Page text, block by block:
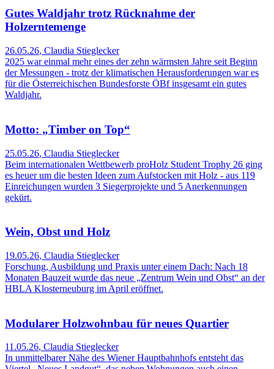
Gutes Waldjahr trotz Rücknahme der
Holzerntemenge
26.05.26, Claudia Stieglecker
2025 war einmal mehr eines der zehn wärmsten Jahre seit Beginn
der Messungen - trotz der klimatischen Herausforderungen war es
für die Österreichischen Bundesforste ÖBf insgesamt ein gutes
Waldjahr.
Motto: „Timber on Top“
25.05.26, Claudia Stieglecker
Beim internationalen Wettbewerb proHolz Student Trophy 26 ging
es heuer um die besten Ideen zum Aufstocken mit Holz - aus 119
Einreichungen wurden 3 Siegerprojekte und 5 Anerkennungen
gekürt.
Wein, Obst und Holz
19.05.26, Claudia Stieglecker
Forschung, Ausbildung und Praxis unter einem Dach: Nach 18
Monaten Bauzeit wurde das neue „Zentrum Wein und Obst“ an der
HBLA Klosterneuburg im April eröffnet.
Modularer Holzwohnbau für neues Quartier
11.05.26, Claudia Stieglecker
In unmittelbarer Nähe des Wiener Hauptbahnhofs entsteht das